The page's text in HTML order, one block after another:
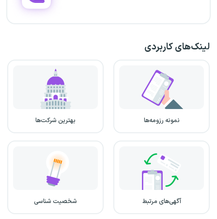
لینک‌های کاربردی
نمونه رزومه‌ها بهترین شرکت‌ها
آگهی‌های مرتبط شخصیت شناسی